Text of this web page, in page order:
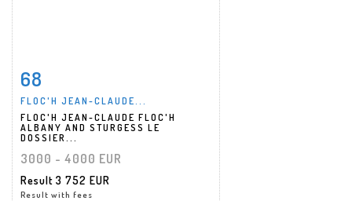
68
FLOC'H JEAN-CLAUDE...
FLOC'H JEAN-CLAUDE FLOC'H
ALBANY AND STURGESS LE
DOSSIER...
3000 - 4000 EUR
Result 3 752 EUR
Result with fees